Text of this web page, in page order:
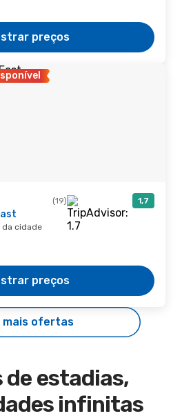
preços
(19) 1,7
da cidade
preços
mais ofertas
de estadias,
infinitas